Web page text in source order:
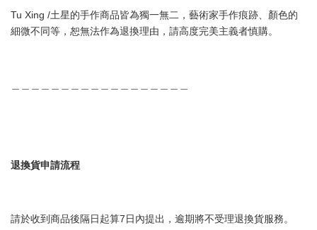
Tu Xing /土星的手作商品皆為獨一無二，藝術家手作痕跡、顏色的
細微不同等，恕無法作為退換理由，請高度完美主義者慎購。
退換貨申請流程
請於收到商品後隔日起算7日內提出，逾期將不受理退換貨服務。